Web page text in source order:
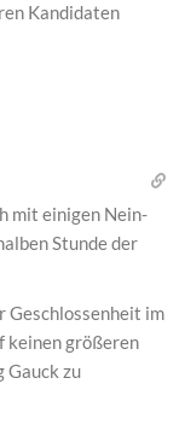
Kandidaten
mit einigen Nein-
Stunde der
Geschlossenheit im
keinen größeren
Gauck zu